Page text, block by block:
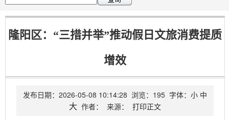
隆阳区：“三措并举”推动假日文旅消费提质
增效
发布日期：2026-05-08 10:14:28 浏览： 195 字体：小 中
大 作者： 来源： 打印正文